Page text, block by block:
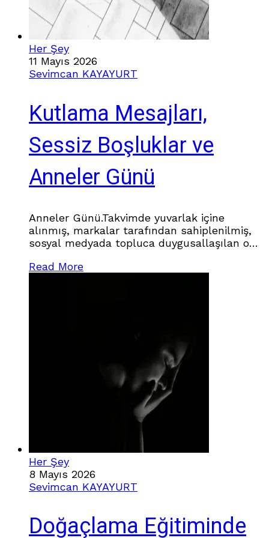
Her Şey
11 Mayıs 2026
Sevimcan KAYAYURT
Kutlama Mesajları,
Sessiz Boşluklar ve
Anneler Günü
Anneler Günü.Takvimde yuvarlak içine
alınmış, markalar tarafından sahiplenilmiş,
sosyal medyada topluca duygusallaşılan o
kadın”, “en fedakâr insan”, “iyi ki varsın”
Günü ve Babalar Günü benim için
Read More
Her Şey
8 Mayıs 2026
Sevimcan KAYAYURT
Doğaçlama Eğitiminde